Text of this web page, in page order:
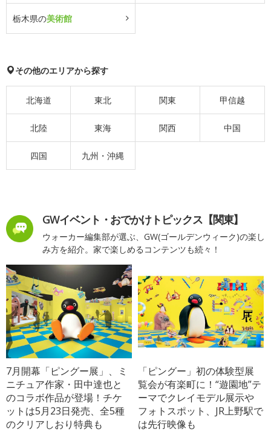
栃木県の美術館
その他のエリアから探す
北海道 東北 関東 甲信越
北陸 東海 関西 中国
四国 九州・沖縄
GWイベント・おでかけトピックス【関東】
ウォーカー編集部が選ぶ、GW(ゴールデンウィーク)の楽し
み方を紹介。家で楽しめるコンテンツも続々！
7月開幕「ピングー展」、ミ
ニチュア作家・田中達也と
のコラボ作品が登場！チケ
ットは5月23日発売、全5種
のクリアしおり特典も
「ピングー」初の体験型展
覧会が有楽町に！“遊園地”テ
ーマでクレイモデル展示や
フォトスポット、JR上野駅で
は先行映像も